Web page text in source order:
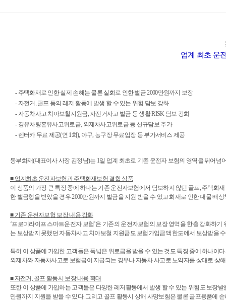
업계 최초 운
- 주택화재로 인한 실제 손해는 물론 실화로 인한 벌금 2000만원까지 보장
- 자전거, 골프 등의 레저 활동에 발생 할 수 있는 위험 담보 강화
- 자동차사고 치아보철지원금, 자전거사고 벌금 등 생활 RISK 담보 강화
- 경유차량혼유사고위로금, 외제차사고위로금 등 신규담보 추가
- 렌터카 무료 제공(연 1회), 야구, 농구장 무료입장 등 부가서비스 제공
동부화재(대표이사 사장 김정남)는 1일 업계 최초로 기존 운전자 보험의 영역을 뛰어
■ 업계최초 운전자보험과 주택화재보험 결합 상품
이 상품의 가장 큰 특징 중에 하나는 기존 운전자보험에서 담보하지 않던 골프, 주택화
한 벌금형을 받았을 경우 2000만원까지 벌금을 지원 받을 수 있고 화재로 인한 대물 배
■ 기존 운전자보험 보장 내용 강화
‘프로미라이프 스마트운전자 보험’은 기존의 운전자보험의 보장 영역을 한층 강화하
는 보상받지 못했던 자동차사고 치아보철 지원금도 보험가입금액 한도에서 보상받을
특히 이 상품에 가입한 고객들은 폭넓은 위로금을 받을 수 있는 것도 특징 중에 하나이
외제차와 자동차사고로 보험금이 지급되는 경우나 자동차 사고로 노약자를 상대로 상
■ 자전거, 골프 활동시 보장 내용 확대
또한 이 상품에 가입하는 고객들은 다양한 레저활동에서 발생 할 수 있는 위험도 보장
만원까지 지원을 받을 수 있다. 그리고 골프 활동시 상해 사망보험은 물론 골프용품에